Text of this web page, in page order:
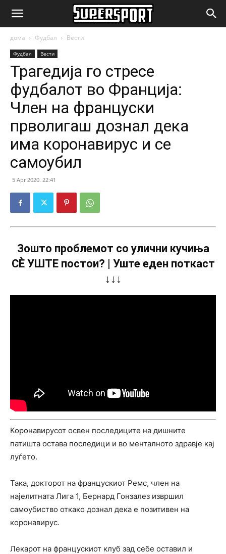
SuperSport.mk
дома Фудбал Вести
Фудбал Вести
Трагедија го стресе
фудбалот во Франција:
Член на француски
прволигаш дознал дека
има коронавирус и се
самоубил
5 Apr 2020. 22:41
Зошто проблемот со улични кучиња
СÈ УШТЕ постои? | Уште еден поткаст
↓↓↓
Коронавирусот освен последиците на дишните
патишта остава последици и во менталното здравје кај
луѓето.
Така, докторот на францускиот Ремс, член на
најелитната Лига 1, Бернард Гонзалез извршил
самоубиство откако дознал дека е позитивен на
коронавирус.
Лекарот на францускиот клуб зад себе оставил и